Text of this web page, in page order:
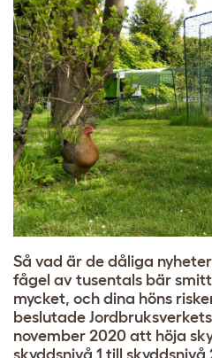
Så vad är de dåliga
fågel av tusentals bär
mycket, och dina höns
beslutade
november 2020 att höja